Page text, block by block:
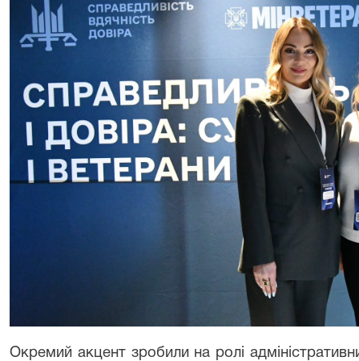
Окремий акцент зробили на ролі